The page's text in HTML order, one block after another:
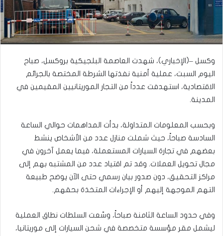
وكسل –(الإخباري)، شهدت العاصمة البلجيكية بروكسل، صباح
اليوم السبت، عملية أمنية نفذتها الشرطة المختصة بالجرائم
الاقتصادية، استهدفت عدداً من التجار الموريتانيين المقيمين في
المدينة.
وبحسب المعلومات المتداولة، بدأت المداهمات حوالي الساعة
السادسة صباحاً، حيث شملت منازل عدد من الأشخاص ينشط
بعضهم في تجارة السيارات المستعملة، فيما يعمل آخرون في
مجال تحويل العملات. وقد تم اقتياد عدد من المشتبه بهم إلى
مراكز التحقيق، دون صدور بيان رسمي حتى الآن يوضح طبيعة
التهم الموجهة إليهم أو الإجراءات المتخذة بحقهم.
وفي حدود الساعة الثامنة صباحاً، وسّعت السلطات نطاق العملية
ليشمل مقر مؤسسة متخصصة في شحن السيارات إلى موريتانيا،